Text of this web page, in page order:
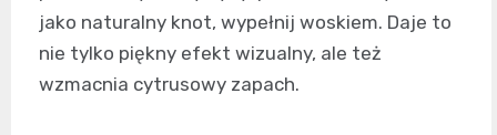
jako naturalny knot, wypełnij woskiem. Daje to
nie tylko piękny efekt wizualny, ale też
wzmacnia cytrusowy zapach.